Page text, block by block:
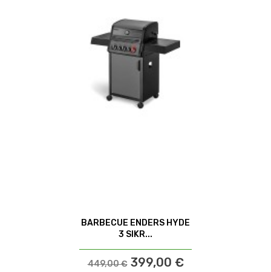
BARBECUE ENDERS HYDE
3 SIKR...
449,00 € 399,00 €